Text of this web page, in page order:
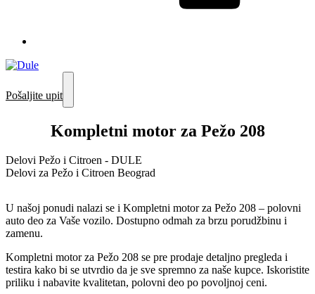
Pošaljite upit
Kompletni motor za Pežo 208
Delovi Pežo i Citroen - DULE
Delovi za Pežo i Citroen Beograd
U našoj ponudi nalazi se i Kompletni motor za Pežo 208 – polovni
auto deo za Vaše vozilo. Dostupno odmah za brzu porudžbinu i
zamenu.
Kompletni motor za Pežo 208 se pre prodaje detaljno pregleda i
testira kako bi se utvrdio da je sve spremno za naše kupce. Iskoristite
priliku i nabavite kvalitetan, polovni deo po povoljnoj ceni.